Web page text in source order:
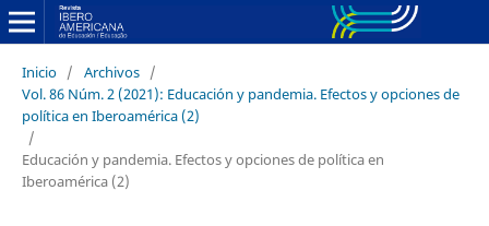
Inicio / Archivos /
Vol. 86 Núm. 2 (2021): Educación y pandemia. Efectos y opciones de
política en Iberoamérica (2)
/
Educación y pandemia. Efectos y opciones de política en
Iberoamérica (2)